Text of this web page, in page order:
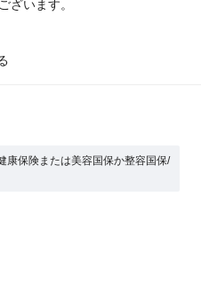
ざいます。
康保険または美容国保か整容国保/